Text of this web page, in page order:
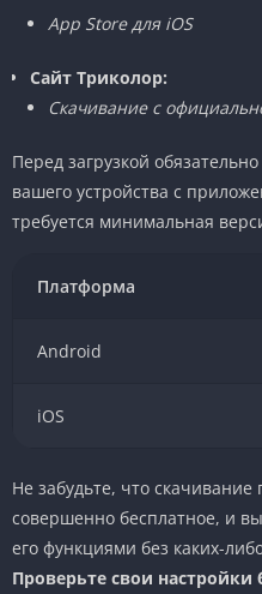
App Store для iOS
Сайт Триколор:
Скачивание с
Перед загрузкой
вашего устройства с
требуется минимальная
Платформа
Android
iOS
Не забудьте, что
совершенно бесплатное, и
его функциями без каких-
Проверьте свои настройки